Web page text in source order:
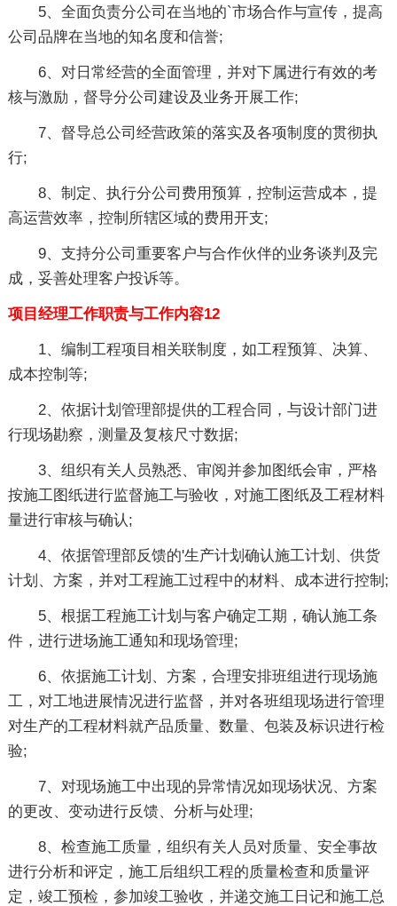
5、全面负责分公司在当地的`市场合作与宣传，提高
公司品牌在当地的知名度和信誉;
6、对日常经营的全面管理，并对下属进行有效的考
核与激励，督导分公司建设及业务开展工作;
7、督导总公司经营政策的落实及各项制度的贯彻执
行;
8、制定、执行分公司费用预算，控制运营成本，提
高运营效率，控制所辖区域的费用开支;
9、支持分公司重要客户与合作伙伴的业务谈判及完
成，妥善处理客户投诉等。
项目经理工作职责与工作内容12
1、编制工程项目相关联制度，如工程预算、决算、
成本控制等;
2、依据计划管理部提供的工程合同，与设计部门进
行现场勘察，测量及复核尺寸数据;
3、组织有关人员熟悉、审阅并参加图纸会审，严格
按施工图纸进行监督施工与验收，对施工图纸及工程材料
量进行审核与确认;
4、依据管理部反馈的'生产计划确认施工计划、供货
计划、方案，并对工程施工过程中的材料、成本进行控制;
5、根据工程施工计划与客户确定工期，确认施工条
件，进行进场施工通知和现场管理;
6、依据施工计划、方案，合理安排班组进行现场施
工，对工地进展情况进行监督，并对各班组现场进行管理
对生产的工程材料就产品质量、数量、包装及标识进行检
验;
7、对现场施工中出现的异常情况如现场状况、方案
的更改、变动进行反馈、分析与处理;
8、检查施工质量，组织有关人员对质量、安全事故
进行分析和评定，施工后组织工程的质量检查和质量评
定，竣工预检，参加竣工验收，并递交施工日记和施工总